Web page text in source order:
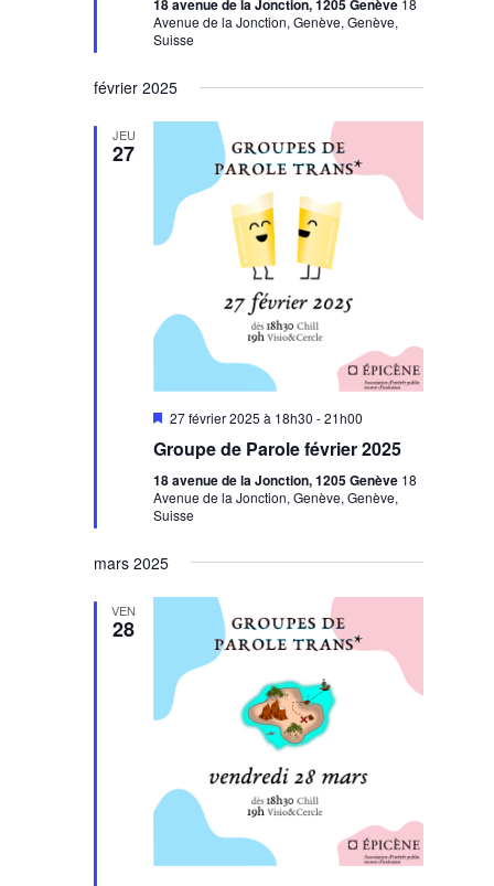
18 avenue de la Jonction, 1205 Genève 18
Avenue de la Jonction, Genève, Genève,
Suisse
février 2025
JEU
27
Mis
avant
27 février 2025 à 18h30 -21h00
Groupe de Parole février 2025
18 avenue de la Jonction, 1205 Genève 18
Avenue de la Jonction, Genève, Genève,
Suisse
mars 2025
VEN
28